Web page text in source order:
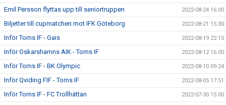
Emil Persson flyttas upp till seniortruppen 2022-08-24 16:00
Biljetter till cupmatchen mot IFK Göteborg 2022-08-21 15:30
Inför Torns IF - Gais 2022-08-19 22:15
Inför Oskarshamns AIK - Torns IF 2022-08-12 16:00
Inför Torns IF - BK Olympic 2022-08-10 09:24
Inför Qviding FIF - Torns IF 2022-08-05 17:51
Inför Torns IF - FC Trollhättan 2022-07-30 15:00